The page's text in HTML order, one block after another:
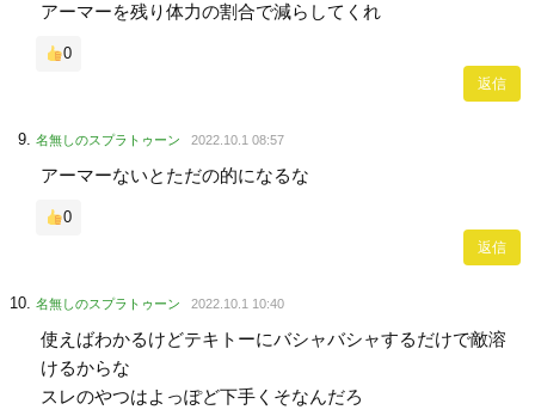
アーマーを残り体力の割合で減らしてくれ
0
返信
名無しのスプラトゥーン 2022.10.1 08:57
アーマーないとただの的になるな
0
返信
名無しのスプラトゥーン 2022.10.1 10:40
使えばわかるけどテキトーにバシャバシャするだけで敵溶
けるからな
スレのやつはよっぽど下手くそなんだろ